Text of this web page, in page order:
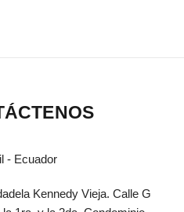
- Ecuador
Kennedy Vieja. Calle G